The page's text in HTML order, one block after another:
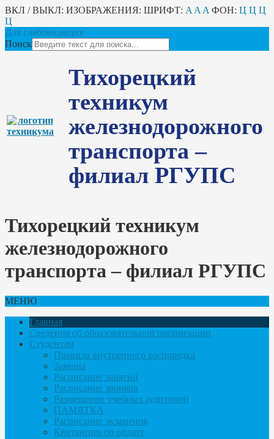
ВКЛ / ВЫКЛ: ИЗОБРАЖЕНИЯ: ШРИФТ: A A A ФОН: Ц Ц Ц
Ц
Для слабовидящих
Поиск
Тихорецкий
техникум
железнодорожного
транспорта –
филиал РГУПС
Тихорецкий техникум
железнодорожного
транспорта – филиал РГУПС
МЕНЮ
Главная
Сведения об образовательной организации
Студентам
Правила внутреннего распорядка
Замены
Расписание занятий
Расписание звонков
Размещение учебных аудиторий
ПАМЯТКА
Расписание экзаменов
Квитанции об оплате